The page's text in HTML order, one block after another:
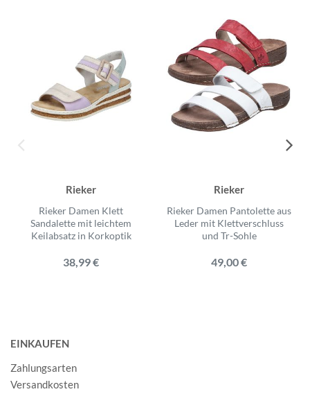
Rieker
Rieker Damen Klett
Sandalette mit leichtem
Keilabsatz in Korkoptik
38,99 €
Rieker
Rieker Damen Pantolette aus
Leder mit Klettverschluss
und Tr-Sohle
49,00 €
EINKAUFEN
Zahlungsarten
Versandkosten